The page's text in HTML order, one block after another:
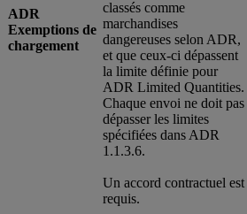
ADR
Exemptions de
chargement
classés comme
marchandises
dangereuses selon ADR,
et que ceux-ci dépassent
la limite définie pour
ADR Limited Quantities.
Chaque envoi ne doit pas
dépasser les limites
spécifiées dans ADR
1.1.3.6.
Un accord contractuel est
requis.